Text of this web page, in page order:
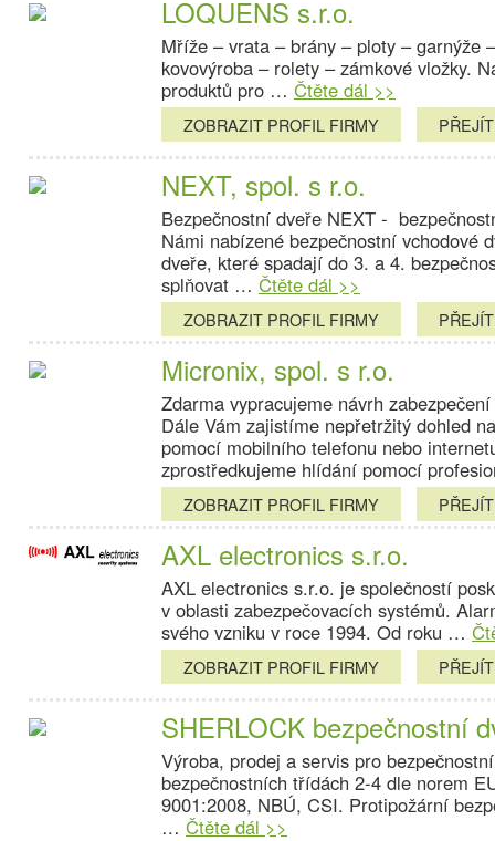
LOQUENS s.r.o.
Mříže – vrata – brány – ploty – garnýže
kovovýroba – rolety – zámkové vložky.
produktů pro … Čtěte dál >>
ZOBRAZIT PROFIL FIRMY
NEXT, spol. s r.o.
Bezpečnostní dveře NEXT -
Námi nabízené bezpečnostní vchodové
dveře, které spadají do 3. a 4.
splňovat … Čtěte dál >>
ZOBRAZIT PROFIL FIRMY
Micronix, spol. s r.o.
Zdarma vypracujeme návrh
Dále Vám zajistíme nepřetržitý dohled
pomocí mobilního telefonu nebo
zprostředkujeme hlídání pomocí
ZOBRAZIT PROFIL FIRMY
AXL electronics s.r.o.
AXL electronics s.r.o. je společností
v oblasti zabezpečovacích systémů.
svého vzniku v roce 1994. Od roku …
ZOBRAZIT PROFIL FIRMY
SHERLOCK bezpečnostní
Výroba, prodej a servis pro
bezpečnostních třídách 2-4 dle norem
9001:2008, NBÚ, CSI. Protipožární
… Čtěte dál >>